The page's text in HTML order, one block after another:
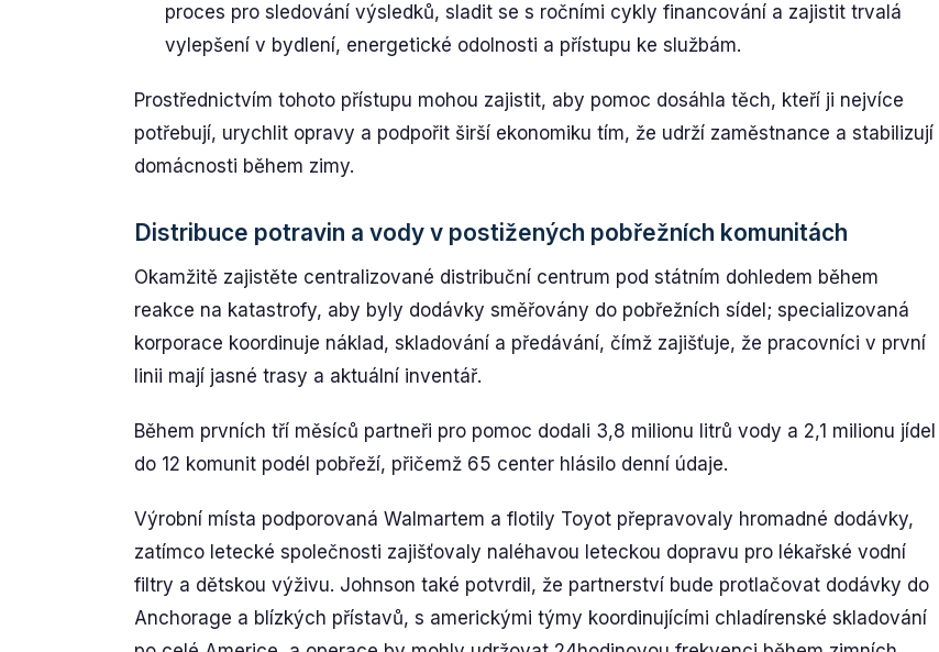
proces pro sledování výsledků, sladit se s ročními cykly financování a zajistit trvalá
vylepšení v bydlení, energetické odolnosti a přístupu ke službám.
Prostřednictvím tohoto přístupu mohou zajistit, aby pomoc dosáhla těch, kteří ji nejvíce
potřebují, urychlit opravy a podpořit širší ekonomiku tím, že udrží zaměstnance a stabilizují
domácnosti během zimy.
Distribuce potravin a vody v postižených pobřežních komunitách
Okamžitě zajistěte centralizované distribuční centrum pod státním dohledem během
reakce na katastrofy, aby byly dodávky směřovány do pobřežních sídel; specializovaná
korporace koordinuje náklad, skladování a předávání, čímž zajišťuje, že pracovníci v první
linii mají jasné trasy a aktuální inventář.
Během prvních tří měsíců partneři pro pomoc dodali 3,8 milionu litrů vody a 2,1 milionu jídel
do 12 komunit podél pobřeží, přičemž 65 center hlásilo denní údaje.
Výrobní místa podporovaná Walmartem a flotily Toyot přepravovaly hromadné dodávky,
zatímco letecké společnosti zajišťovaly naléhavou leteckou dopravu pro lékařské vodní
filtry a dětskou výživu. Johnson také potvrdil, že partnerství bude protlačovat dodávky do
Anchorage a blízkých přístavů, s americkými týmy koordinujícími chladírenské skladování